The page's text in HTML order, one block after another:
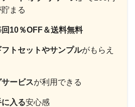
まる
10％OFF＆送料無料
トセットやサンプルがもらえ
ービスが利用できる
入る安心感